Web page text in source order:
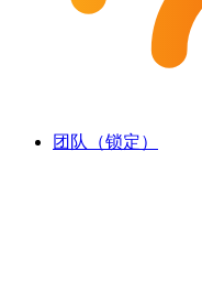
团队（锁定）